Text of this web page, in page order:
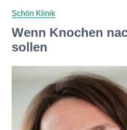
Schön Klinik
Wenn Knochen
sollen